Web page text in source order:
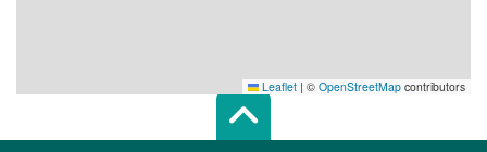
Leaflet | © OpenStreetMap contributors
Scroll top of